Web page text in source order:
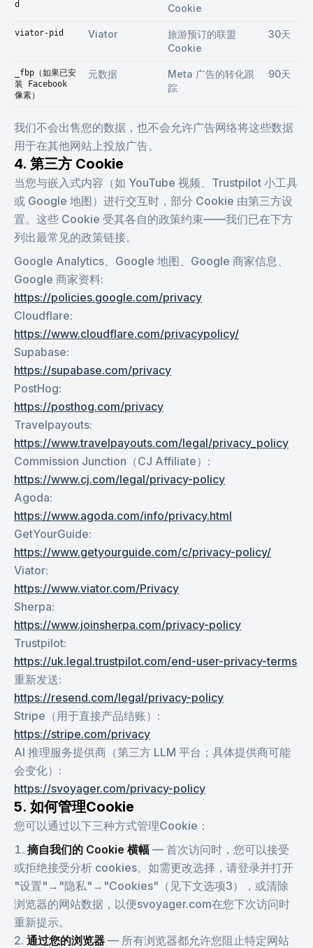
d Cookie
viator-pid Viator
旅游预订的联盟
Cookie
30天
_fbp（如果已安
装 Facebook
像素）
元数据
Meta 广告的转化跟
踪
90天
我们不会出售您的数据，也不会允许广告网络将这些数据
用于在其他网站上投放广告。
4. 第三方 Cookie
当您与嵌入式内容（如 YouTube 视频、Trustpilot 小工具
或 Google 地图）进行交互时，部分 Cookie 由第三方设
置。这些 Cookie 受其各自的政策约束——我们已在下方
列出最常见的政策链接。
Google Analytics、Google 地图、Google 商家信息、
Google 商家资料:
https://policies.google.com/privacy
Cloudflare:
https://www.cloudflare.com/privacypolicy/
Supabase:
https://supabase.com/privacy
PostHog:
https://posthog.com/privacy
Travelpayouts:
https://www.travelpayouts.com/legal/privacy_policy
Commission Junction（CJ Affiliate） :
https://www.cj.com/legal/privacy-policy
Agoda:
https://www.agoda.com/info/privacy.html
GetYourGuide:
https://www.getyourguide.com/c/privacy-policy/
Viator:
https://www.viator.com/Privacy
Sherpa:
https://www.joinsherpa.com/privacy-policy
Trustpilot:
https://uk.legal.trustpilot.com/end-user-privacy-terms
重新发送:
https://resend.com/legal/privacy-policy
Stripe（用于直接产品结账） :
https://stripe.com/privacy
AI 推理服务提供商（第三方 LLM 平台；具体提供商可能
会变化） :
https://svoyager.com/privacy-policy
5. 如何管理Cookie
您可以通过以下三种方式管理Cookie：
摘自我们的 Cookie 横幅 — 首次访问时，您可以接受
或拒绝接受分析 cookies。如需更改选择，请登录并打开
"设置"→"隐私"→"Cookies"（见下文选项3），或清除
浏览器的网站数据，以便svoyager.com在您下次访问时
重新提示。
通过您的浏览器 — 所有浏览器都允许您阻止特定网站